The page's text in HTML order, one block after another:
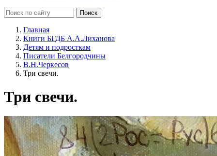
Главная
Книги БГДБ А.А.Лиханова
Детям и подросткам
Писатели Белгородчины
В.Н.Черкесов
Три свечи.
Три свечи.